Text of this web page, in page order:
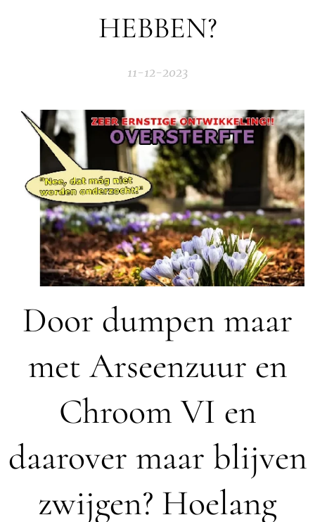
HEBBEN?
11-12-2023
Door dumpen maar
met Arseenzuur en
Chroom VI en
daarover maar blijven
zwijgen? Hoelang